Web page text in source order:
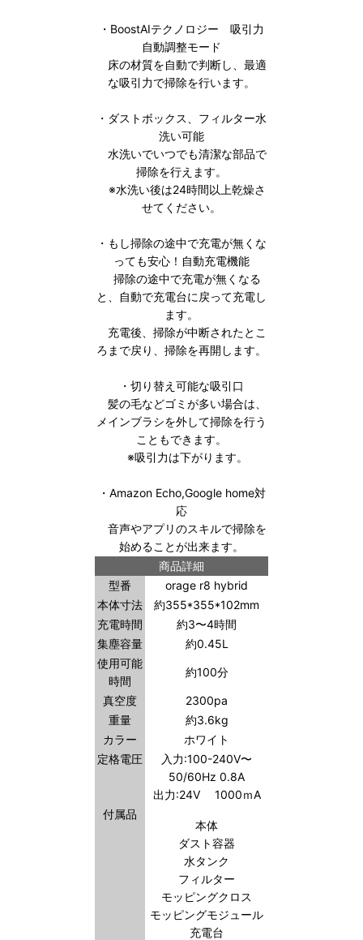
・BoostAIテクノロジー 吸引力
自動調整モード
床の材質を自動で判断し、最適
な吸引力で掃除を行います。
・ダストボックス、フィルター水
洗い可能
水洗いでいつでも清潔な部品で
掃除を行えます。
※水洗い後は24時間以上乾燥さ
せてください。
・もし掃除の途中で充電が無くな
っても安心！自動充電機能
掃除の途中で充電が無くなる
と、自動で充電台に戻って充電し
ます。
充電後、掃除が中断されたとこ
ろまで戻り、掃除を再開します。
・切り替え可能な吸引口
髪の毛などゴミが多い場合は、
メインブラシを外して掃除を行う
こともできます。
※吸引力は下がります。
・Amazon Echo,Google home対
応
音声やアプリのスキルで掃除を
始めることが出来ます。
商品詳細
型番
orage r8 hybrid
本体寸法
約355*355*102mm
充電時間
約3〜4時間
集塵容量
約0.45L
使用可能
時間
約100分
真空度
2300pa
重量
約3.6kg
カラー
ホワイト
定格電圧
入力:100-240V〜
50/60Hz 0.8A
出力:24V 1000ｍA
付属品
本体
ダスト容器
水タンク
フィルター
モッピングクロス
モッピングモジュール
充電台